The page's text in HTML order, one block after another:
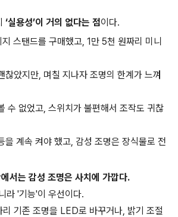
‘실용성’이 거의 없다는 점이다.
스탠드를 구매했고, 1만 5천 원짜리 미니
찮았지만, 며칠 지나자 조명의 한계가 느껴
수 없었고, 스위치가 불편해서 조작도 귀찮
을 계속 켜야 했고, 감성 조명은 장식물로 전
서는 감성 조명은 사치에 가깝다.
라 '기능'이 우선이다.
리 기존 조명을 LED로 바꾸거나, 밝기 조절